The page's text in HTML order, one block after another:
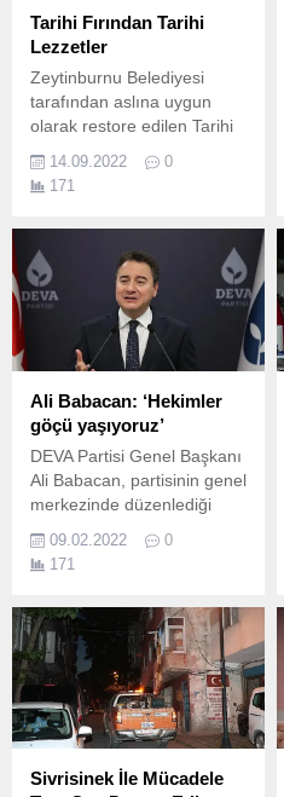
Tarihi Fırından Tarihi
Lezzetler
Zeytinburnu Belediyesi
tarafından aslına uygun
olarak restore edilen Tarihi
12 bin yıllık ata
tohumlarında elde edilen
ekmekler lezzetseverlerin
beğenisine sunuluyor.
14.09.2022
0
171
Ali Babacan: ‘Hekimler
göçü yaşıyoruz’
DEVA Partisi Genel Başkanı
Ali Babacan, partisinin genel
merkezinde düzenlediği
toplantısında gündemi
değerlendirdi.
09.02.2022
0
171
Sivrisinek İle Mücadele